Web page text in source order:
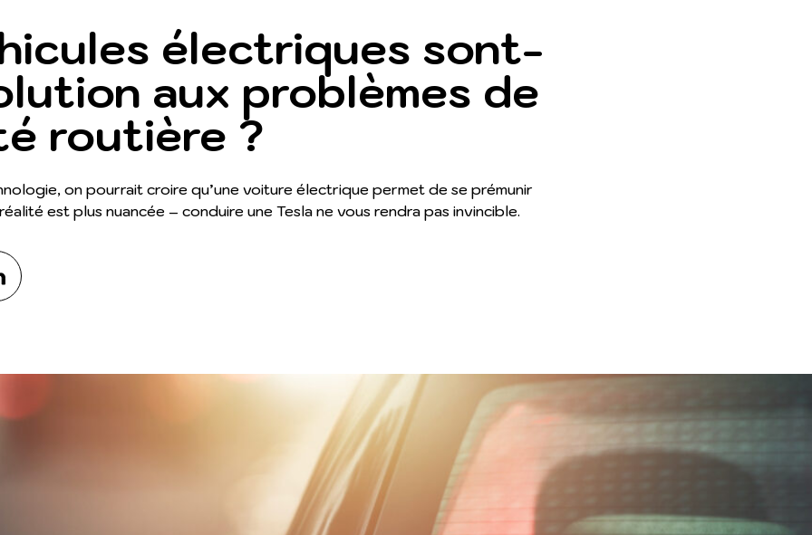
électriques sont-
aux problèmes de
routière ?
on pourrait croire qu’une voiture électrique permet de se prémunir
est plus nuancée – conduire une Tesla ne vous rendra pas invincible.